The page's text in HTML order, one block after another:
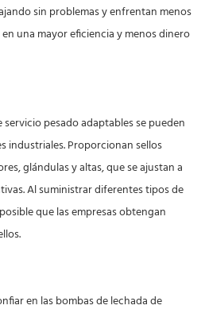
sin problemas y enfrentan menos
una mayor eficiencia y menos dinero
pesado adaptables se pueden
industriales. Proporcionan sellos
glándulas y altas, que se ajustan a
Al suministrar diferentes tipos de
que las empresas obtengan
en las bombas de lechada de